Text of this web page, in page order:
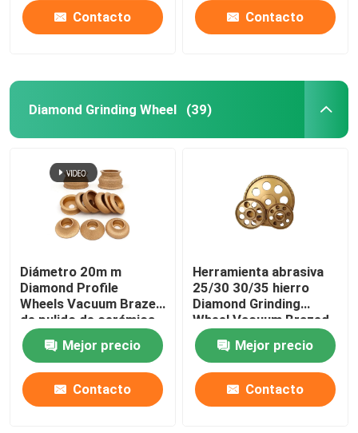
Contacto Contacto
Diamond Grinding Wheel (39)
Diámetro 20m m
Diamond Profile
Wheels Vacuum Brazed
de pulido de cerámica
del agujero
Mejor precio
Contacto
Herramienta abrasiva
25/30 30/35 hierro
Diamond Grinding
Wheel Vacuum Brazed
Mejor precio
Contacto